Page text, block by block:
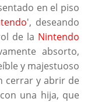
en el piso
', deseando
de la Nintendo
absorto,
y majestuoso
cerrar y abrir de
una hija, que